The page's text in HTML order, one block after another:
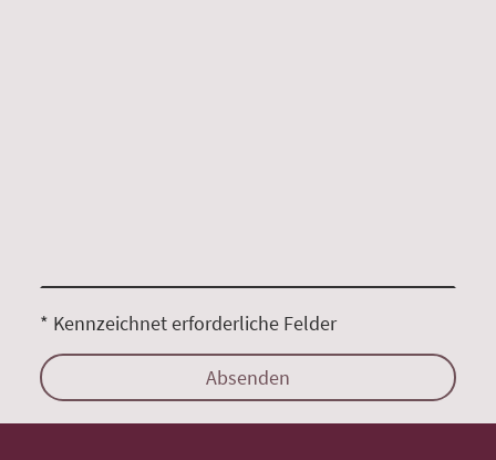
* Kennzeichnet erforderliche Felder
Absenden